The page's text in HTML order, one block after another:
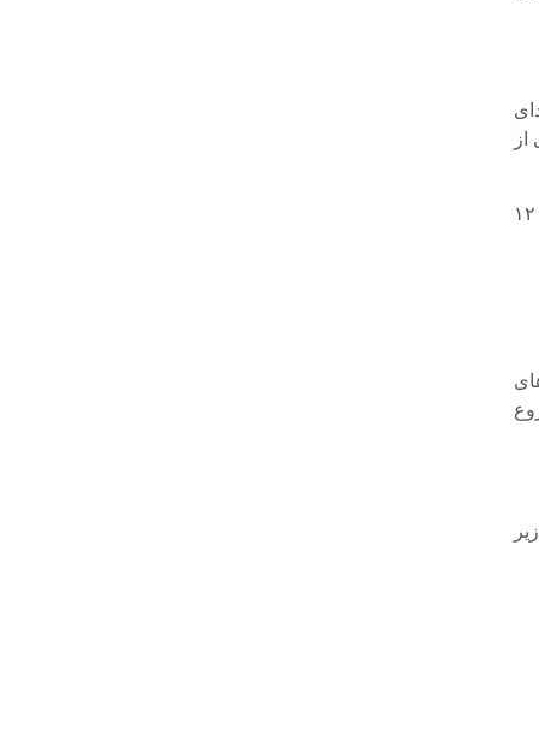
با پیگیری‌های متمرکز و همت بی‌نظیر، طرح اول فقط در قالب ۳۰ میلیون تومان، ۱۲